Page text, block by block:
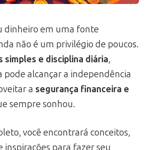
dinheiro em uma fonte
não é um privilégio de poucos.
simples e disciplina diária,
pode alcançar a independência
a segurança financeira e
sempre sonhou.
você encontrará conceitos,
inspirações para fazer seu